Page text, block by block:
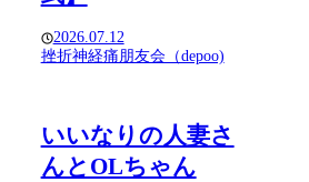
2026.07.12
挫折神経痛朋友会（depoo)
いいなりの人妻さ
んとOLちゃん